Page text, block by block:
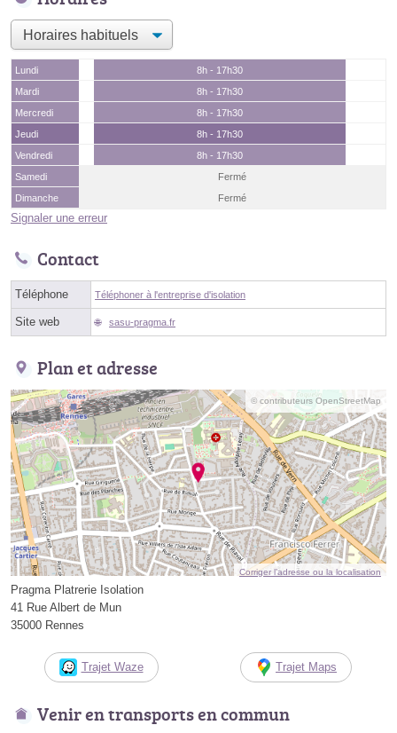
Lundi
8h - 17h30
Mardi
8h - 17h30
Mercredi
8h - 17h30
Jeudi
8h - 17h30
Vendredi
8h - 17h30
Samedi
Fermé
Dimanche
Fermé
Signaler une erreur
Contact
Téléphone Téléphoner à l'entreprise d'isolation
Site web sasu-pragma.fr
Plan et adresse
© contributeurs OpenStreetMap
Corriger l’adresse ou la localisation
Pragma Platrerie Isolation
41 Rue Albert de Mun
35000 Rennes
Trajet Waze Trajet Maps
Venir en transports en commun